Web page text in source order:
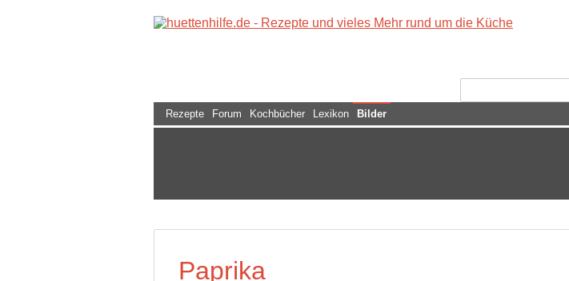
Rezepte Forum Kochbücher Lexikon Bilder
Paprika